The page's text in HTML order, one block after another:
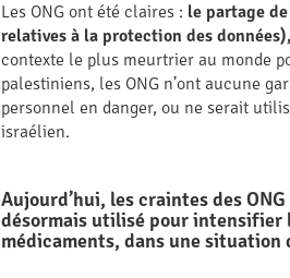
Les ONG ont été claires : le partage
relatives à la protection des
contexte le plus meurtrier au monde
palestiniens, les ONG n’ont aucune
personnel en danger, ou ne serait
israélien.
Aujourd’hui, les craintes des
désormais utilisé pour intensifier
médicaments, dans une